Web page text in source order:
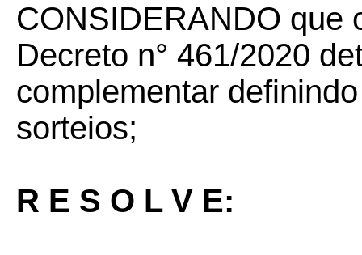
CONSIDERANDO que
Decreto n° 461/2020
complementar
sorteios;
R E S O L V E: